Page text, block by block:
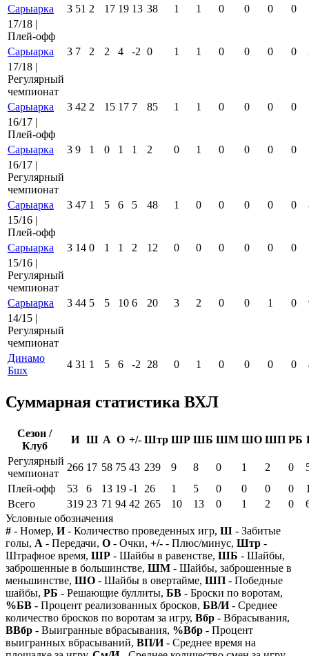
Сарыарка
3 51 2 17 19 13 38 1 1 0 0 0 0
17/18 |
Плей-офф
Сарыарка
3 7 2 2 4 -2 0 1 1 0 0 0 0
17/18 |
Регулярный
чемпионат
Сарыарка
3 42 2 15 17 7 85 1 1 0 0 0 0
16/17 |
Плей-офф
Сарыарка
3 9 1 0 1 1 2 0 1 0 0 0 0
16/17 |
Регулярный
чемпионат
Сарыарка
3 47 1 5 6 5 48 1 0 0 0 0 0
15/16 |
Плей-офф
Сарыарка
3 14 0 1 1 2 12 0 0 0 0 0 0
15/16 |
Регулярный
чемпионат
Сарыарка
3 44 5 5 10 6 20 3 2 0 0 1 0
14/15 |
Регулярный
чемпионат
Динамо
Бшх
4 31 1 5 6 -2 28 0 1 0 0 0 0
Суммарная статистика ВХЛ
Сезон /
Клуб
И Ш А О +/- Штр ШР ШБ ШМ ШО ШП РБ
Регулярный
чемпионат
266 17 58 75 43 239 9 8 0 1 2 0
Плей-офф
53 6 13 19 -1 26 1 5 0 0 0 0
Всего
319 23 71 94 42 265 10 13 0 1 2 0
Условные обозначения
# - Номер, И- Количество проведенных игр, Ш - Забитые
голы, А - Передачи, О - Очки, +/- - Плюс/минус, Штр -
Штрафное время, ШР - Шайбы в равенстве, ШБ - Шайбы,
заброшенные в большинстве, ШМ - Шайбы, заброшенные в
меньшинстве, ШО - Шайбы в овертайме, ШП - Победные
шайбы, РБ - Решающие буллиты, БВ - Броски по воротам,
%БВ - Процент реализованных бросков, БВ/И- Среднее
количество бросков по воротам за игру, Вбр - Вбрасывания,
ВВбр - Выигранные вбрасывания, %Вбр - Процент
выигранных вбрасываний, ВП/И- Среднее время на